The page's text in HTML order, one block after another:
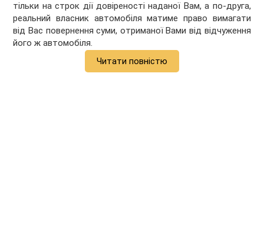
тільки на строк дії довіреності наданої Вам, а по-друга,
реальний власник автомобіля матиме право вимагати
від Вас повернення суми, отриманої Вами від відчуження
його ж автомобіля.
Читати повністю